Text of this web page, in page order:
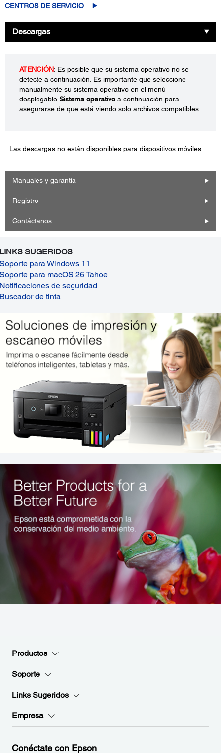
CENTROS DE SERVICIO
Descargas
ATENCIÓN: Es posible que su sistema operativo no se
detecte a continuación. Es importante que seleccione
manualmente su sistema operativo en el menú
desplegable Sistema operativo a continuación para
asegurarse de que está viendo solo archivos compatibles.
Las descargas no están disponibles para dispositivos móviles.
Manuales y garantía
Registro
Contáctanos
LINKS SUGERIDOS
Soporte para Windows 11
Soporte para macOS 26 Tahoe
Notificaciones de seguridad
Buscador de tinta
Productos
Soporte
Links Sugeridos
Empresa
Conéctate con Epson